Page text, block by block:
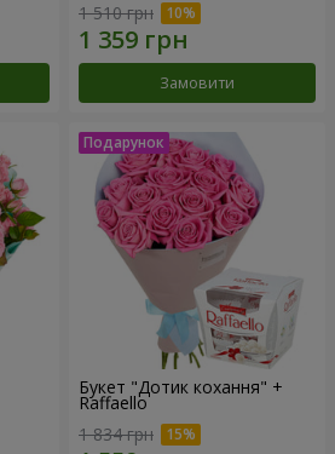
1 510 грн
Замовити
Букет "Дотик кохання" +
Raffaello
1 834 грн